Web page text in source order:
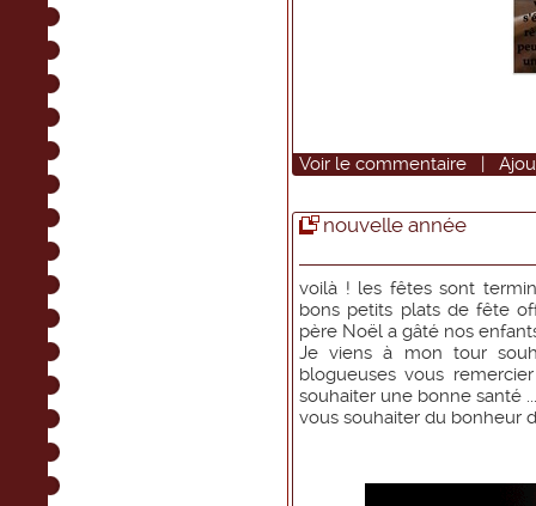
Voir le commentaire |
nouvelle année
voilà ! les fêtes sont
bons petits plats de fête
père Noël a gâté nos
Je viens à mon tour
blogueuses vous
souhaiter une bonne santé ...
vous souhaiter du bonheur